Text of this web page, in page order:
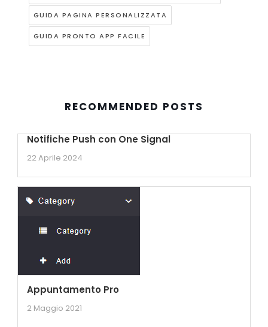
GUIDA PAGINA PERSONALIZZATA
GUIDA PRONTO APP FACILE
RECOMMENDED POSTS
Notifiche Push con One Signal
22 Aprile 2024
Appuntamento Pro
2 Maggio 2021